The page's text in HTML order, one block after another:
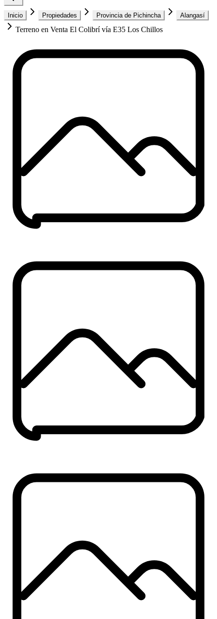
Inicio Propiedades Provincia de Pichincha Alangasí
Terreno en Venta El Colibrí vía E35 Los Chillos